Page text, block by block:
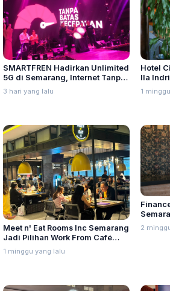
SMARTFREN Hadirkan Unlimited
5G di Semarang, Internet Tanpa
Batas Kecepatan
3 hari yang lalu
Hotel
Ila
Sales
1
Meet n' Eat Rooms Inc Semarang
Jadi Pilihan Work From Café
dengan Menu Baru yang Variatif
1 minggu yang lalu
2